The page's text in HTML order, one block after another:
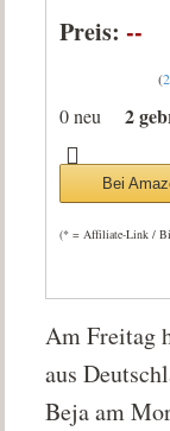
Preis: --
(
0 neu 2
Bei
(* = Affiliate-Link /
Am Freitag
aus
Beja am